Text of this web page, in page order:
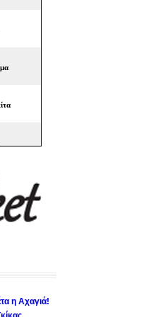
η Αχαγιά!